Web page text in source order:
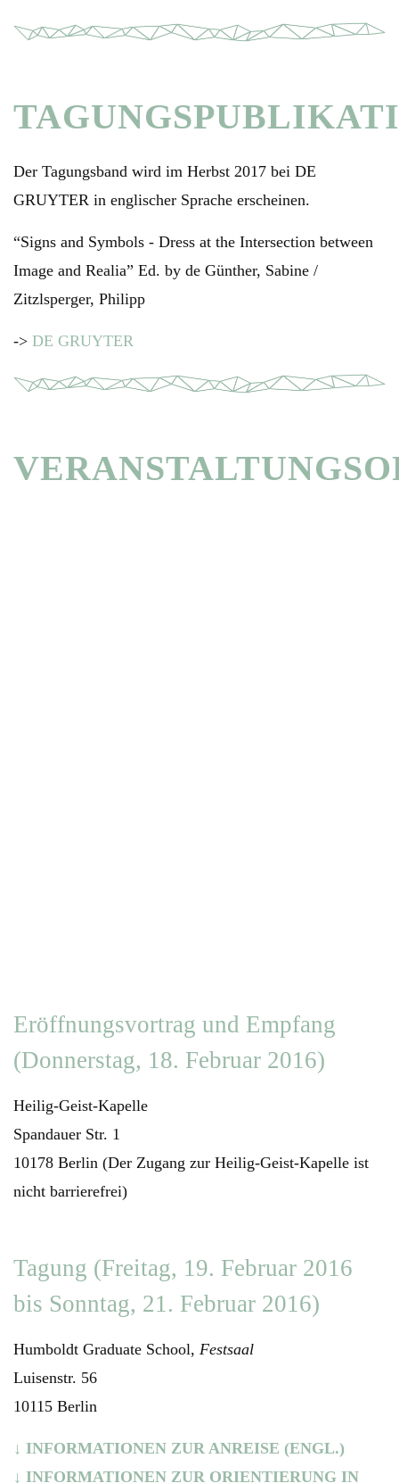
Der Tagungsband wird im Herbst 2017 bei DE
GRUYTER in englischer Sprache erscheinen.
“Signs and Symbols - Dress at the Intersection between
Image and Realia” Ed. by de Günther, Sabine /
Zitzlsperger, Philipp
-> DE GRUYTER
Eröffnungsvortrag und Empfang
(Donnerstag, 18. Februar 2016)
Heilig-Geist-Kapelle
Spandauer Str. 1
10178 Berlin (Der Zugang zur Heilig-Geist-Kapelle ist
nicht barrierefrei)
Tagung (Freitag, 19. Februar 2016
bis Sonntag, 21. Februar 2016)
Humboldt Graduate School, Festsaal
Luisenstr. 56
10115 Berlin
↓ INFORMATIONEN ZUR ANREISE (ENGL.)
↓ INFORMATIONEN ZUR ORIENTIERUNG IN